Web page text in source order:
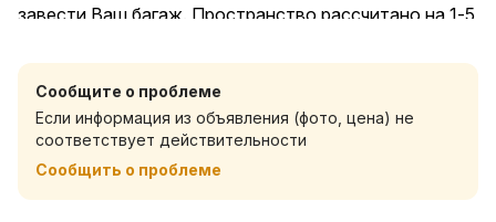
завести Ваш багаж. Пространство рассчитано на 1-5
комфортного проживания. Есть балкон для курящих.
Квартира расположена в микрорайоне Ковалёва, в
шаговой доступности продовольственные магазины.
Сообщите о проблеме
Если информация из объявления (фото, цена) не
соответствует действительности
Сообщить о проблеме